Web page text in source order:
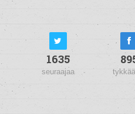
1635
seuraajaa